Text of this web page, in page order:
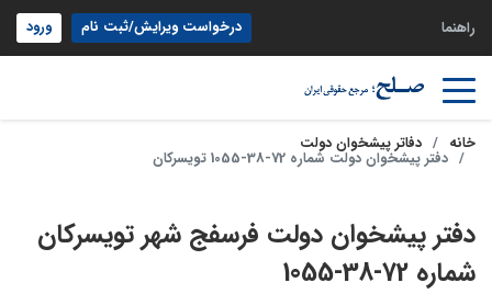
راهنما درخواست ویرایش/ثبت نام ورود
خانه دفاتر پیشخوان دولت
دفتر پیشخوان دولت شماره 72-38-1055 تویسرکان
دفتر پیشخوان دولت فرسفج شهر تویسرکان
شماره 72-38-1055